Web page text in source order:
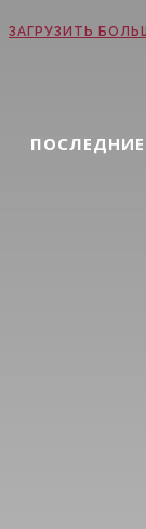
ПОСЛЕДНИЕ
ЗАГРУЗИТЬ